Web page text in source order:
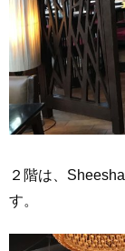
２階は、
す。